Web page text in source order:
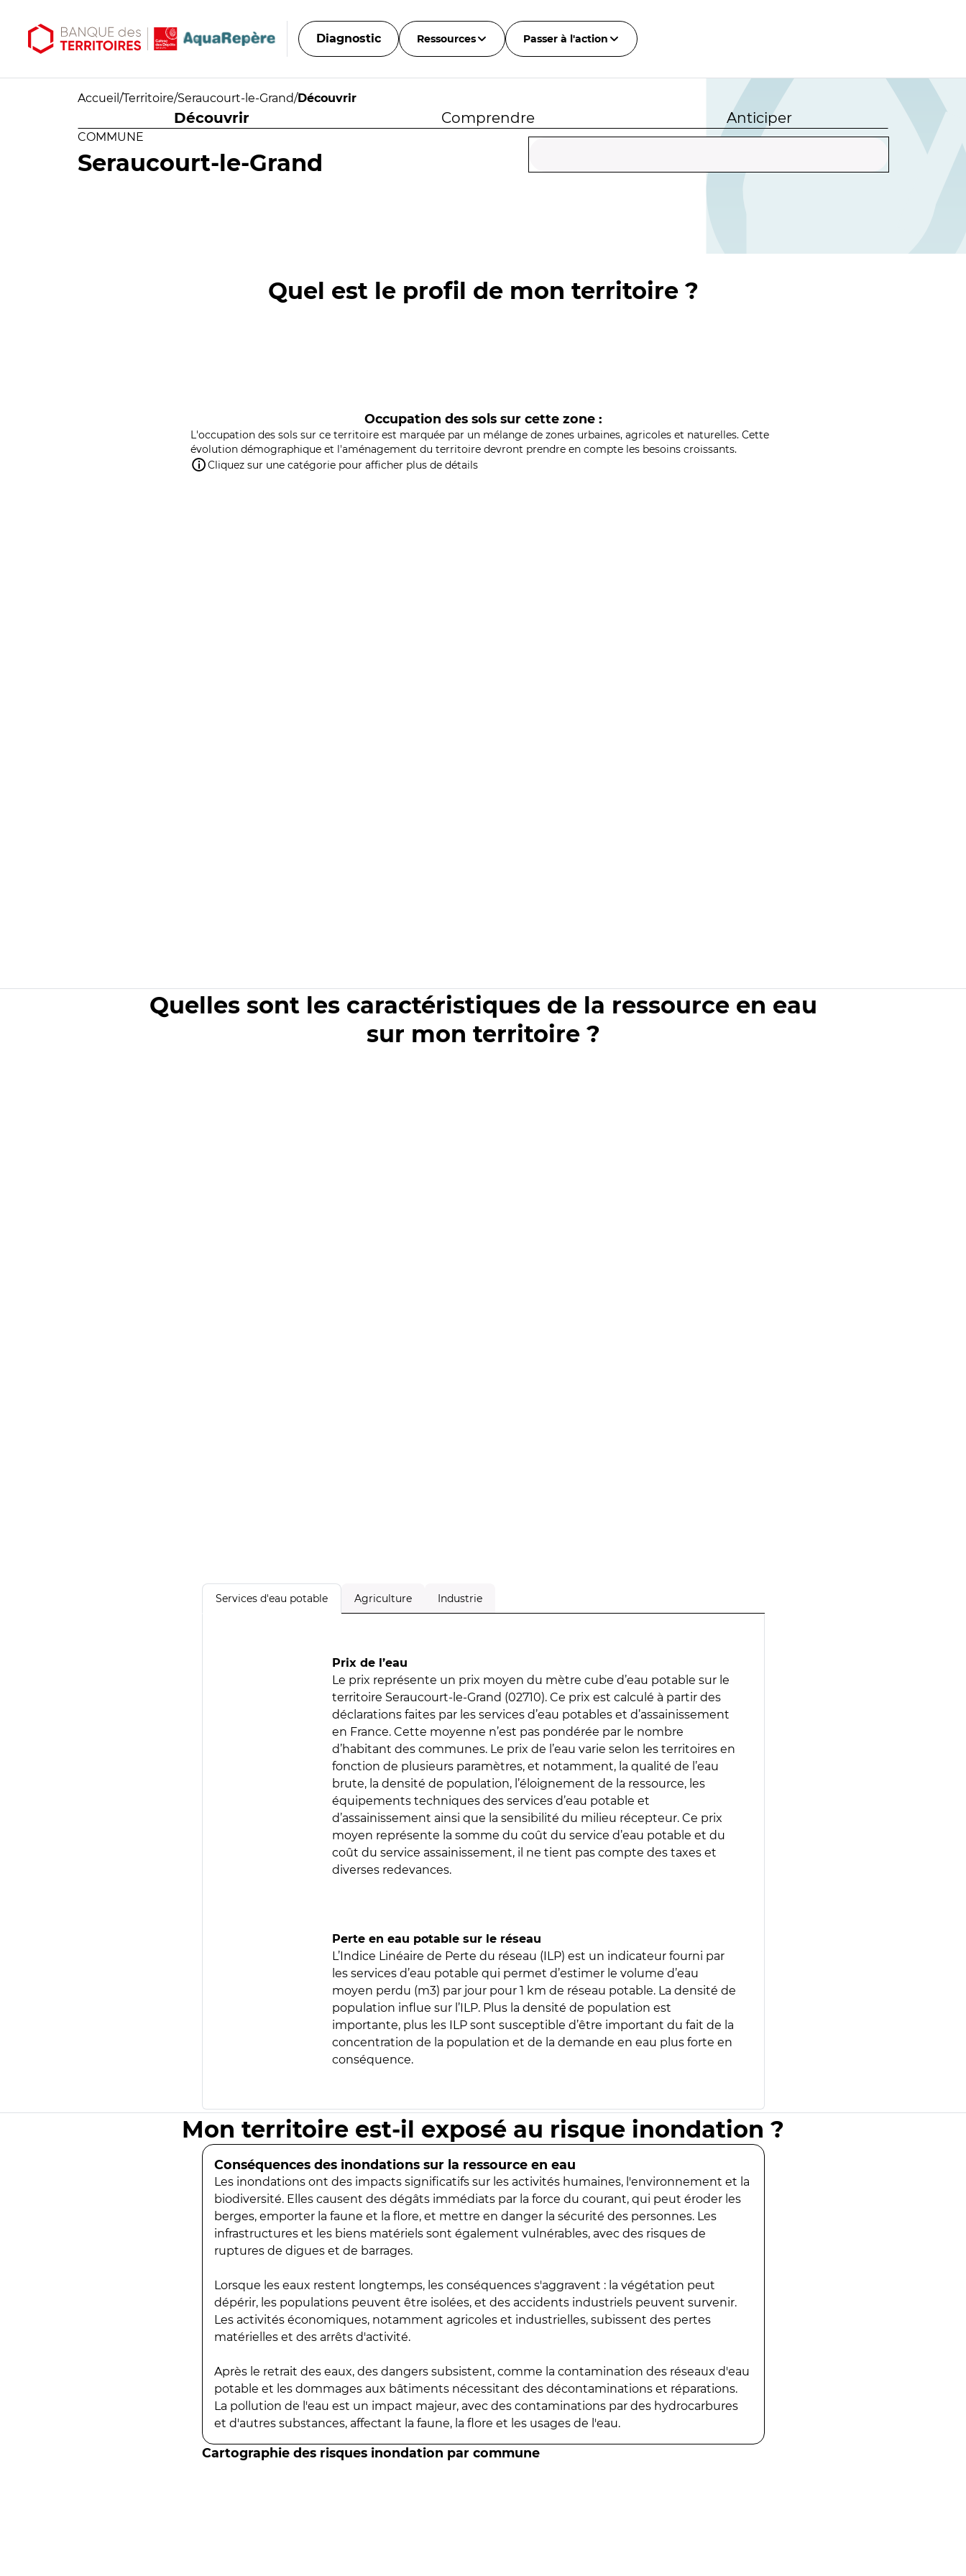
Diagnostic Ressources Passer à l'action
Accueil /Territoire/Seraucourt-le-Grand/Découvrir
Découvrir Comprendre Anticiper
COMMUNE
Seraucourt-le-Grand
Quel est le profil de mon territoire ?
Occupation des sols sur cette zone :
L'occupation des sols sur ce territoire est marquée par un mélange de zones urbaines, agricoles et naturelles. Cette
évolution démographique et l'aménagement du territoire devront prendre en compte les besoins croissants.
Cliquez sur une catégorie pour afficher plus de détails
Quelles sont les caractéristiques de la ressource en eau
sur mon territoire ?
Services d'eau potable Agriculture Industrie
Prix de l’eau
Le prix représente un prix moyen du mètre cube d’eau potable sur le
territoire Seraucourt-le-Grand (02710). Ce prix est calculé à partir des
déclarations faites par les services d’eau potables et d’assainissement
en France. Cette moyenne n’est pas pondérée par le nombre
d’habitant des communes. Le prix de l’eau varie selon les territoires en
fonction de plusieurs paramètres, et notamment, la qualité de l’eau
brute, la densité de population, l’éloignement de la ressource, les
équipements techniques des services d’eau potable et
d’assainissement ainsi que la sensibilité du milieu récepteur. Ce prix
moyen représente la somme du coût du service d’eau potable et du
coût du service assainissement, il ne tient pas compte des taxes et
diverses redevances.
Perte en eau potable sur le réseau
L’Indice Linéaire de Perte du réseau (ILP) est un indicateur fourni par
les services d’eau potable qui permet d’estimer le volume d’eau
moyen perdu (m3) par jour pour 1 km de réseau potable. La densité de
population influe sur l’ILP. Plus la densité de population est
importante, plus les ILP sont susceptible d’être important du fait de la
concentration de la population et de la demande en eau plus forte en
conséquence.
Mon territoire est-il exposé au risque inondation ?
Conséquences des inondations sur la ressource en eau
Les inondations ont des impacts significatifs sur les activités humaines, l'environnement et la
biodiversité. Elles causent des dégâts immédiats par la force du courant, qui peut éroder les
berges, emporter la faune et la flore, et mettre en danger la sécurité des personnes. Les
infrastructures et les biens matériels sont également vulnérables, avec des risques de
ruptures de digues et de barrages.
Lorsque les eaux restent longtemps, les conséquences s'aggravent : la végétation peut
dépérir, les populations peuvent être isolées, et des accidents industriels peuvent survenir.
Les activités économiques, notamment agricoles et industrielles, subissent des pertes
matérielles et des arrêts d'activité.
Après le retrait des eaux, des dangers subsistent, comme la contamination des réseaux d'eau
potable et les dommages aux bâtiments nécessitant des décontaminations et réparations.
La pollution de l'eau est un impact majeur, avec des contaminations par des hydrocarbures
et d'autres substances, affectant la faune, la flore et les usages de l'eau.
Cartographie des risques inondation par commune